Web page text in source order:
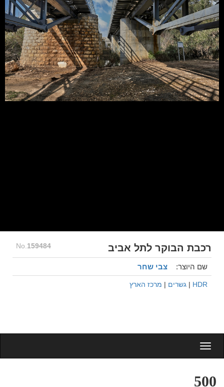
No. 159484 רכבת הבוקר לתל אביב
שם היוצר: צבי שחר
HDR גשרים מרכז הארץ
500